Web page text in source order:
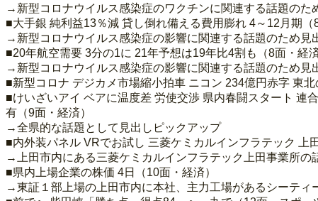
→新型コロナウイルス感染症のワクチンに関連する話題のた
■大手銀 純利益13％減 貸し倒れ備える費用膨れ 4～12月期（
→新型コロナウイルス感染症の影響に関連する話題のため見
■20年航空需要 3分の1に 21年予想は19年比4割も（8面・経済
→新型コロナウイルス感染症の影響に関連する話題のため見
■新型コロナ デジカメ市場縮小拍車 ニコン 234億円赤字 東
■けいざいアイ ベアに温度差 労使交渉 県内春闘スタート 連
有（9面・経済）
→全県的な話題として見出しピックアップ
■内外装パネル VRでお試し 三菱ケミカルインフラテック 上
→上田市内にある三菱ケミカルインフラテック上田事業所の
■県内上場企業の株価 4日（10面・経済）
→東証１部上場の上田市内に本社、主力工場があるシーテ